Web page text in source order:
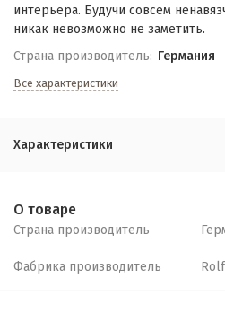
интерьера. Будучи совсем
никак невозможно не заметить.
Страна производитель: Германия
Все характеристики
Характеристики
О товаре
Страна производитель
Фабрика производитель